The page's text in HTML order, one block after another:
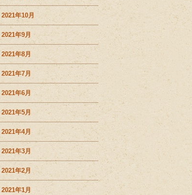
2021年10月
2021年9月
2021年8月
2021年7月
2021年6月
2021年5月
2021年4月
2021年3月
2021年2月
2021年1月